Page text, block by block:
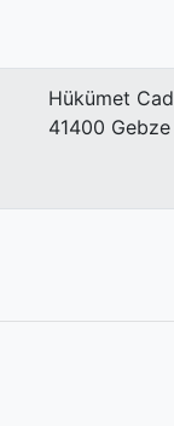
Hükümet
41400